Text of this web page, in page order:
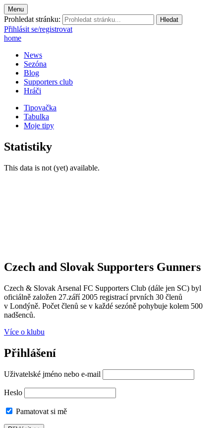
Menu
Prohledat stránku:
Přihlásit se/registrovat
home
News
Sezóna
Blog
Supporters club
Hráči
Tipovačka
Tabulka
Moje tipy
Statistiky
This data is not (yet) available.
Czech and Slovak Supporters Gunners
Czech & Slovak Arsenal FC Supporters Club (dále jen SC) byl
oficiálně založen 27.září 2005 registrací prvních 30 členů
v Londýně. Počet členů se v každé sezóně pohybuje kolem 500
nadšenců.
Více o klubu
Přihlášení
Uživatelské jméno nebo e-mail
Heslo
Pamatovat si mě